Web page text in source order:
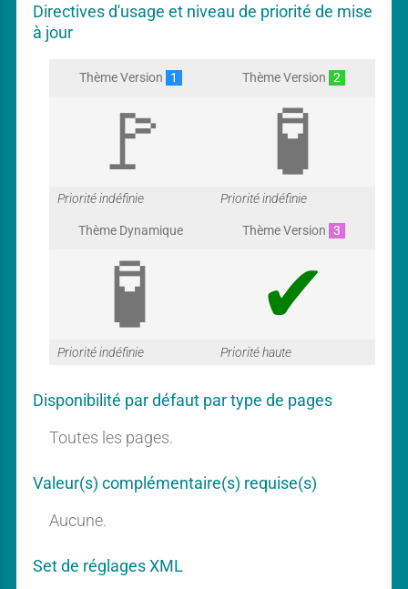
Directives d'usage et niveau de priorité de mise
à jour
Thème Version 1
G
a
r
a
Priorité indéfinie
Thème Version 2
G
a
r
a
Priorité indéfinie
Thème Dynamique
G
a
r
Priorité indéfinie
Thème Version 3
G
a
Priorité haute
Disponibilité par défaut par type de pages
Toutes les pages.
Valeur(s) complémentaire(s) requise(s)
Aucune.
Set de réglages XML